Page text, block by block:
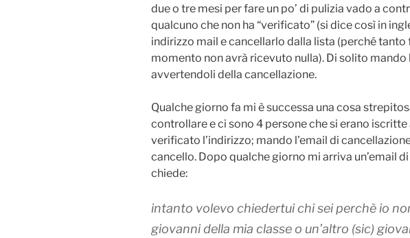
due o tre mesi per fare un po’ di pulizia vado a
qualcuno che non ha “verificato” (si dice così in
indirizzo mail e cancellarlo dalla lista (perché tanto
momento non avrà ricevuto nulla). Di solito mando
avvertendoli della cancellazione.
Qualche giorno fa mi è successa una cosa
controllare e ci sono 4 persone che si erano
verificato l’indirizzo; mando l’email di
cancello. Dopo qualche giorno mi arriva un’email
chiede:
intanto volevo chiedertui chi sei perchè io
giovanni della mia classe o un’altro (sic)